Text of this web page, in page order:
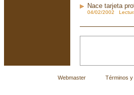
Nace tarjeta
04/02/2002
Webmaster Términos y